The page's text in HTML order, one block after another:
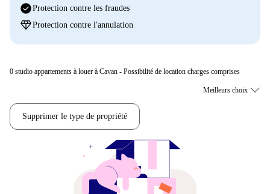
check_circleProtection contre les fraudes
diamondProtection contre l'annulation
0 studio appartements à louer à Cavan - Possibilité de location charges comprises
Supprimer le type de propriété